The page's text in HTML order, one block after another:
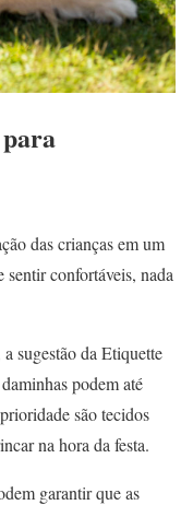
das crianças em um
sentir confortáveis, nada
sugestão da Etiquette
podem até
são tecidos
na hora da festa.
garantir que as